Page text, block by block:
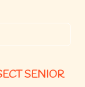
SENIOR